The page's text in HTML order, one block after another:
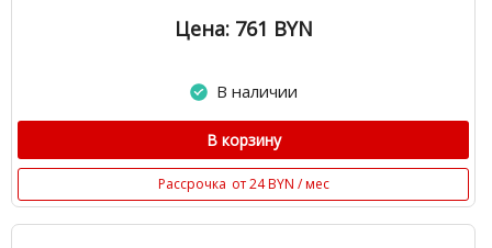
Цена: 761 BYN
В наличии
В корзину
Рассрочка от 24 BYN / мес